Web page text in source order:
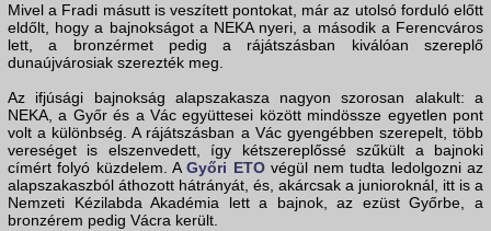
Mivel a Fradi másutt is veszített pontokat, már az utolsó forduló előtt
eldőlt, hogy a bajnokságot a NEKA nyeri, a második a Ferencváros
lett, a bronzérmet pedig a rájátszásban kiválóan szereplő
dunaújvárosiak szerezték meg.
Az ifjúsági bajnokság alapszakasza nagyon szorosan alakult: a
NEKA, a Győr és a Vác együttesei között mindössze egyetlen pont
volt a különbség. A rájátszásban a Vác gyengébben szerepelt, több
vereséget is elszenvedett, így kétszereplőssé szűkült a bajnoki
címért folyó küzdelem. AGyőri ETOvégül nem tudta ledolgozni az
alapszakaszból áthozott hátrányát, és, akárcsak a junioroknál, itt is a
Nemzeti Kézilabda Akadémia lett a bajnok, az ezüst Győrbe, a
bronzérem pedig Vácra került.